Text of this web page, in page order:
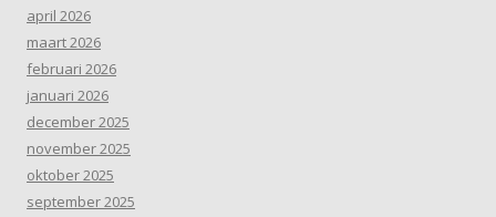
april 2026
maart 2026
februari 2026
januari 2026
december 2025
november 2025
oktober 2025
september 2025